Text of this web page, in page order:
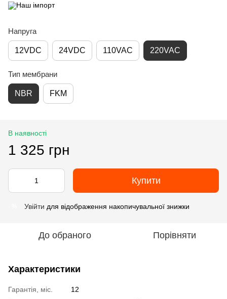
Напруга
12VDC 24VDC 110VAC 220VAC
Тип мембрани
NBR FKM
В наявності
1 325 грн
Купити
Увійти для відображення накопичувальної знижки
До обраного Порівняти
Характеристики
Гарантія, міс.
12